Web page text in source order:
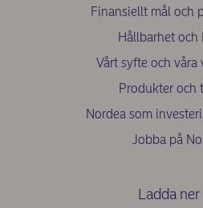
Finansiellt mål och
Hållbarhet och
Vårt syfte och våra
Produkter och
Nordea som
Jobba på
Ladda ner